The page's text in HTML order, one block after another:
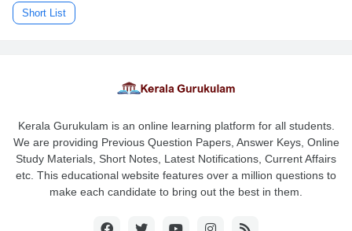
Short List
Kerala Gurukulam is an online learning platform for all students.
We are providing Previous Question Papers, Answer Keys, Online
Study Materials, Short Notes, Latest Notifications, Current Affairs
etc. This educational website features over a million questions to
make each candidate to bring out the best in them.